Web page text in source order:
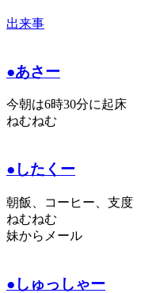
出来事
●あさー
今朝は6時30分に起床
ねむねむ
●したくー
朝飯、コーヒー、支度
ねむねむ
妹からメール
●しゅっしゃー